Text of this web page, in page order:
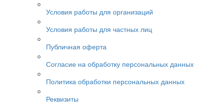
Условия работы для организаций
Условия работы для частных лиц
Публичная оферта
Согласие на обработку персональных данных
Политика обработки персональных данных
Реквизиты